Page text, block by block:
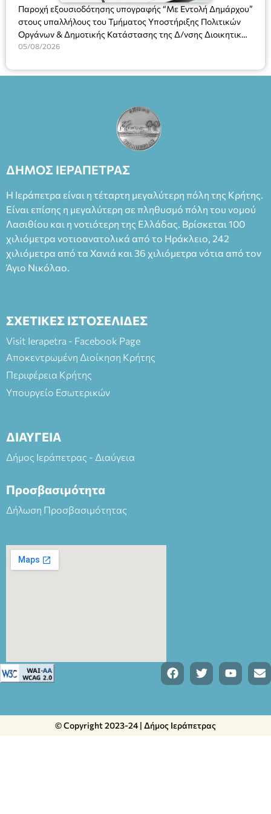
Καπουράνη, νικητή του βραβείου Δημήτρης Χορν 2022-
2023, για την ερμηνεία του στον διπλό ρόλο του Μαρτίν/
Φεδερίκο. Σκηνοθεσία: Βαγγέλης Θεοδωρόπουλος Είσοδος: :
Πλαστήρα), E&G Mini market (Δημοκρατίας 39 Ιεράπετρα)
(Είσοδος ΕΠΑ.Λ.) Έναρξη 21:15 Οργάνωση: ΚΝΩΣΟΣ
ΘΕΑΤΡΙΚΕΣ ΠΑΡΑΓΩΓΕΣ ΕΕ
Παροχή εξουσιοδότησης υπογραφής “Με Εντολή Δημάρχου”
στους υπαλλήλους του Τμήματος Υποστήριξης Πολιτικών
Οργάνων & Δημοτικής Κατάστασης της Δ/νσης Διοικητικών
Υπηρεσιών για αποφάσεις, πιστοποιητικά, πράξεις και
(Ν. 5314/2026).»
05/08/2026
ΔΗΜΟΣ ΙΕΡΑΠΕΤΡΑΣ
Η Ιεράπετρα είναι η τέταρτη μεγαλύτερη πόλη της Κρήτης.
Είναι επίσης η μεγαλύτερη σε πληθυσμό πόλη του νομού
Λασιθίου και η νοτιότερη της Ελλάδας. Βρίσκεται 100
χιλιόμετρα νοτιοανατολικά από το Ηράκλειο, 242
χιλιόμετρα από τα Χανιά και 36 χιλιόμετρα νότια από τον
Άγιο Νικόλαο.
ΣΧΕΤΙΚΕΣ ΙΣΤΟΣΕΛΙΔΕΣ
Visit Ierapetra - Facebook Page
Αποκεντρωμένη Διοίκηση Κρήτης
Περιφέρεια Κρήτης
Υπουργείο Εσωτερικών
ΔΙΑΥΓΕΙΑ
Δήμος Ιεράπετρας - Διαύγεια
Προσβασιμότητα
Δήλωση Προσβασιμότητας
© Copyright 2023-24 | Δήμος Ιεράπετρας